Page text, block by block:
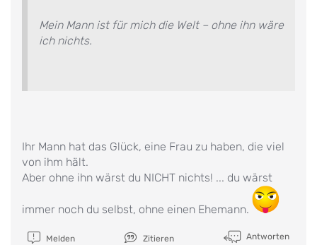
Mein Mann ist für mich die Welt – ohne ihn wäre
ich nichts.
Ihr Mann hat das Glück, eine Frau zu haben, die viel
von ihm hält.
Aber ohne ihn wärst du NICHT nichts! ... du wärst
immer noch du selbst, ohne einen Ehemann.
Melden Zitieren Antworten